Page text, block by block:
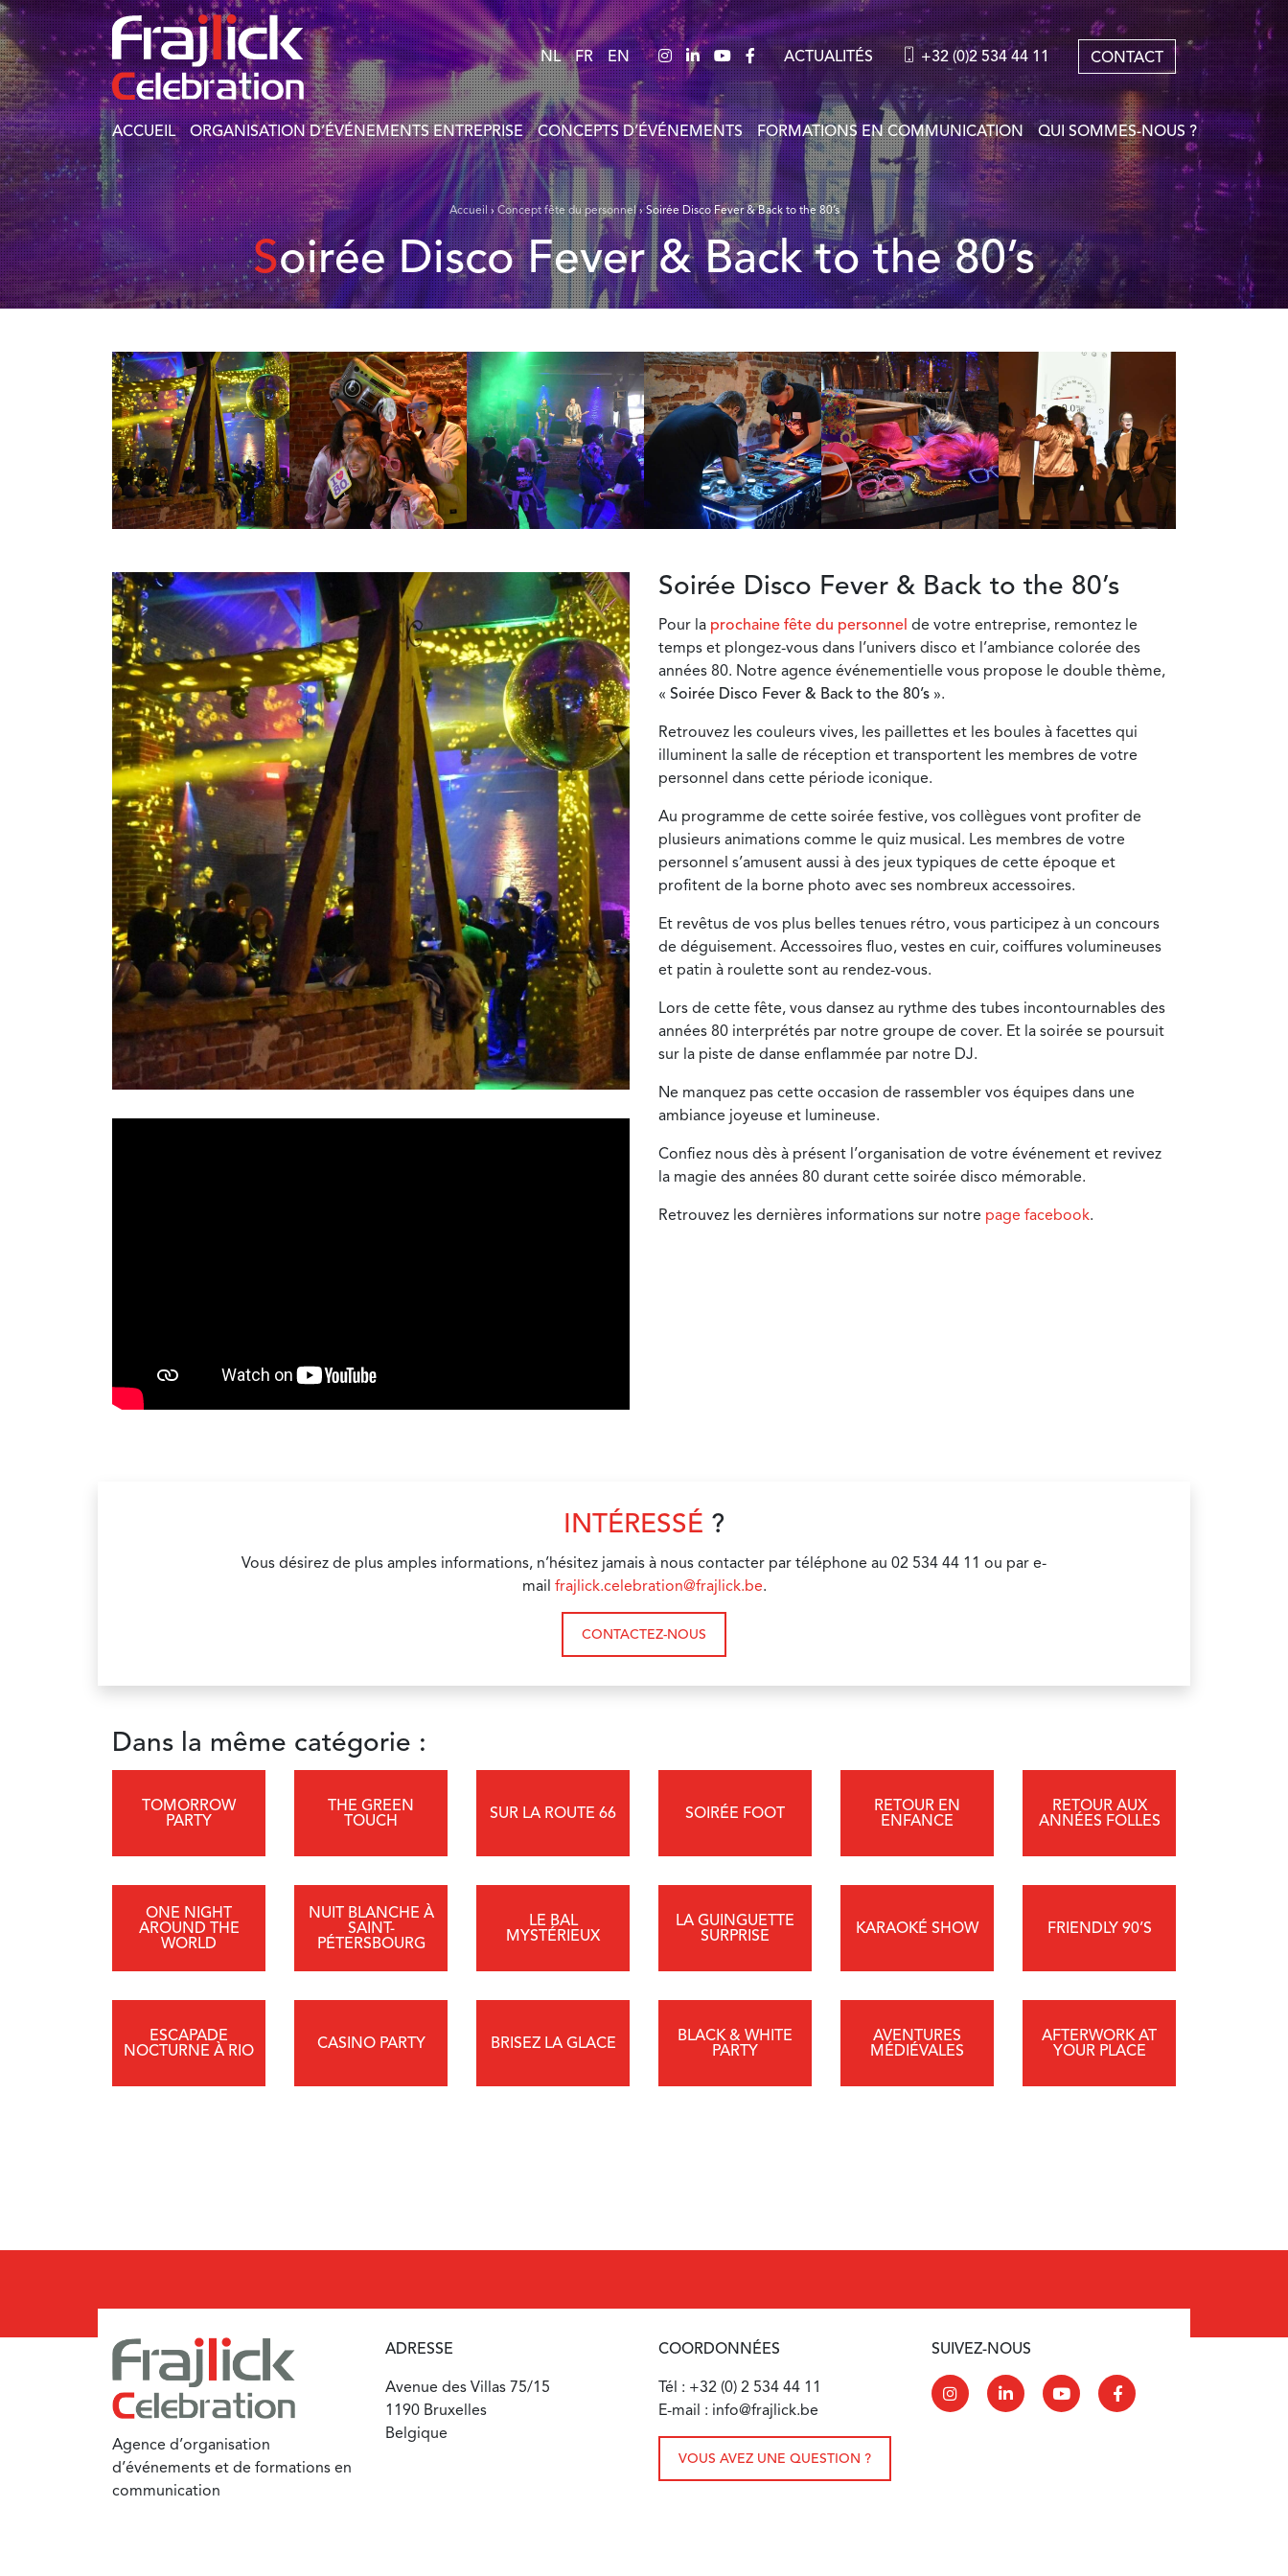
NL FR EN ACTUALITÉS +32 (0)2 534 44 11 CONTACT
ACCUEIL ORGANISATION D’ÉVÉNEMENTS ENTREPRISE CONCEPTS D’ÉVÉNEMENTS FORMATIONS EN COMMUNICATION QUI SOMMES-NOUS ?
Accueil›Concept fête du personnel›Soirée Disco Fever & Back to the 80’s
Soirée Disco Fever & Back to the 80’s
Soirée Disco Fever & Back to the 80’s
Pour la prochaine fête du personnel de votre entreprise, remontez le
temps et plongez-vous dans l’univers disco et l’ambiance colorée des
années 80. Notre agence événementielle vous propose le double thème,
« Soirée Disco Fever & Back to the 80’s ».
Retrouvez les couleurs vives, les paillettes et les boules à facettes qui
illuminent la salle de réception et transportent les membres de votre
personnel dans cette période iconique.
Au programme de cette soirée festive, vos collègues vont profiter de
plusieurs animations comme le quiz musical. Les membres de votre
personnel s’amusent aussi à des jeux typiques de cette époque et
profitent de la borne photo avec ses nombreux accessoires.
Et revêtus de vos plus belles tenues rétro, vous participez à un concours
de déguisement. Accessoires fluo, vestes en cuir, coiffures volumineuses
et patin à roulette sont au rendez-vous.
Lors de cette fête, vous dansez au rythme des tubes incontournables des
années 80 interprétés par notre groupe de cover. Et la soirée se poursuit
sur la piste de danse enflammée par notre DJ.
Ne manquez pas cette occasion de rassembler vos équipes dans une
ambiance joyeuse et lumineuse.
Confiez nous dès à présent l’organisation de votre événement et revivez
la magie des années 80 durant cette soirée disco mémorable.
Retrouvez les dernières informations sur notre page facebook.
INTÉRESSÉ ?
Vous désirez de plus amples informations, n’hésitez jamais à nous contacter par téléphone au 02 534 44 11 ou par e-
mail frajlick.celebration@frajlick.be.
CONTACTEZ-NOUS
Dans la même catégorie :
TOMORROW
PARTY
THE GREEN
TOUCH
SUR LA ROUTE 66 SOIRÉE FOOT
RETOUR EN
ENFANCE
RETOUR AUX
ANNÉES FOLLES
ONE NIGHT
AROUND THE
WORLD
NUIT BLANCHE À
SAINT-
PÉTERSBOURG
LE BAL
MYSTÉRIEUX
LA GUINGUETTE
SURPRISE
KARAOKÉ SHOW FRIENDLY 90’S
ESCAPADE
NOCTURNE À RIO
CASINO PARTY BRISEZ LA GLACE
BLACK & WHITE
PARTY
AVENTURES
MÉDIÉVALES
AFTERWORK AT
YOUR PLACE
Agence d’organisation
d’événements et de formations en
communication
ADRESSE
Avenue des Villas 75/15
1190 Bruxelles
Belgique
COORDONNÉES
Tél : +32 (0) 2 534 44 11
E-mail : info@frajlick.be
VOUS AVEZ UNE QUESTION ?
SUIVEZ-NOUS